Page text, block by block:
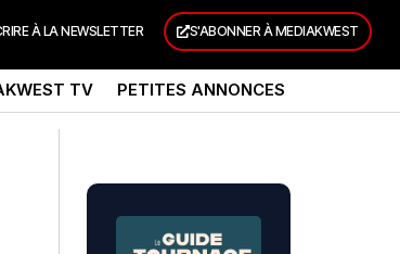
À LA NEWSLETTER S'ABONNER À MEDIAKWEST
TV PETITES ANNONCES